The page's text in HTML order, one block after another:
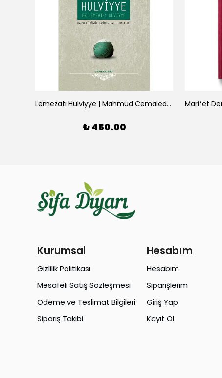
Lemezatı Hulviyye | Mahmud Cemaleddin El-Hulvi
₺ 450.00
Kurumsal
Gizlilik Politikası
Mesafeli Satış Sözleşmesi
Ödeme ve Teslimat Bilgileri
Sipariş Takibi
Hesabım
Hesabım
Siparişlerim
Giriş Yap
Kayıt Ol